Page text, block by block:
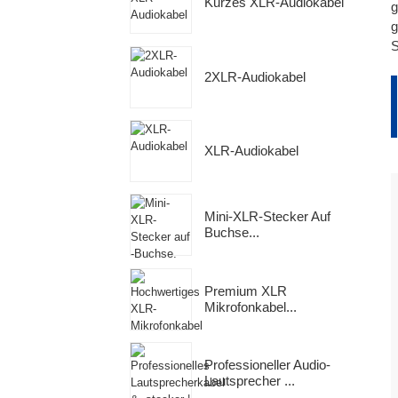
2XLR-Audiokabel
XLR-Audiokabel
Mini-XLR-Stecker Auf
Buchse...
Premium XLR
Mikrofonkabel...
Professioneller Audio-
Lautsprecher ...